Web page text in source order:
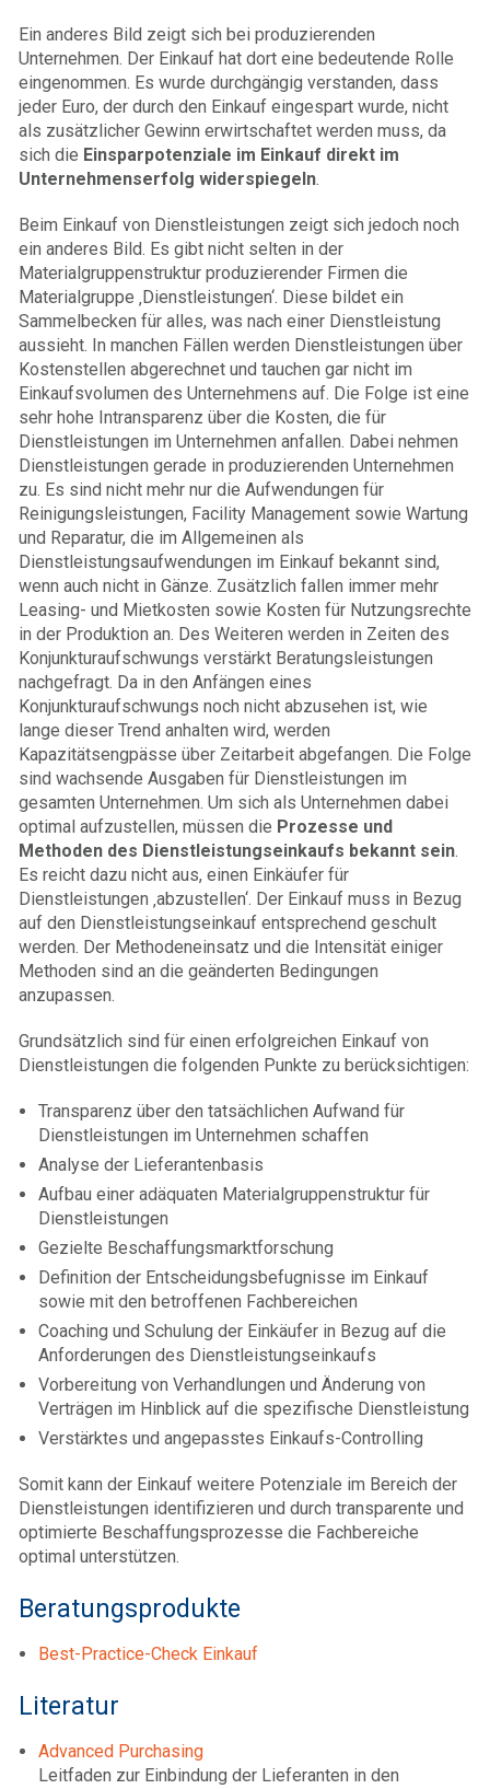
Ein anderes Bild zeigt sich bei produzierenden
Unternehmen. Der Einkauf hat dort eine bedeutende Rolle
eingenommen. Es wurde durchgängig verstanden, dass
jeder Euro, der durch den Einkauf eingespart wurde, nicht
als zusätzlicher Gewinn erwirtschaftet werden muss, da
sich die Einsparpotenziale im Einkauf direkt im
Unternehmenserfolg widerspiegeln.
Beim Einkauf von Dienstleistungen zeigt sich jedoch noch
ein anderes Bild. Es gibt nicht selten in der
Materialgruppenstruktur produzierender Firmen die
Materialgruppe ‚Dienstleistungen‘. Diese bildet ein
Sammelbecken für alles, was nach einer Dienstleistung
aussieht. In manchen Fällen werden Dienstleistungen über
Kostenstellen abgerechnet und tauchen gar nicht im
Einkaufsvolumen des Unternehmens auf. Die Folge ist eine
sehr hohe Intransparenz über die Kosten, die für
Dienstleistungen im Unternehmen anfallen. Dabei nehmen
Dienstleistungen gerade in produzierenden Unternehmen
zu. Es sind nicht mehr nur die Aufwendungen für
Reinigungsleistungen, Facility Management sowie Wartung
und Reparatur, die im Allgemeinen als
Dienstleistungsaufwendungen im Einkauf bekannt sind,
wenn auch nicht in Gänze. Zusätzlich fallen immer mehr
Leasing- und Mietkosten sowie Kosten für Nutzungsrechte
in der Produktion an. Des Weiteren werden in Zeiten des
Konjunkturaufschwungs verstärkt Beratungsleistungen
nachgefragt. Da in den Anfängen eines
Konjunkturaufschwungs noch nicht abzusehen ist, wie
lange dieser Trend anhalten wird, werden
Kapazitätsengpässe über Zeitarbeit abgefangen. Die Folge
sind wachsende Ausgaben für Dienstleistungen im
gesamten Unternehmen. Um sich als Unternehmen dabei
optimal aufzustellen, müssen die Prozesse und
Methoden des Dienstleistungseinkaufs bekannt sein.
Es reicht dazu nicht aus, einen Einkäufer für
Dienstleistungen ‚abzustellen‘. Der Einkauf muss in Bezug
auf den Dienstleistungseinkauf entsprechend geschult
werden. Der Methodeneinsatz und die Intensität einiger
Methoden sind an die geänderten Bedingungen
anzupassen.
Grundsätzlich sind für einen erfolgreichen Einkauf von
Dienstleistungen die folgenden Punkte zu berücksichtigen:
Transparenz über den tatsächlichen Aufwand für
Dienstleistungen im Unternehmen schaffen
Analyse der Lieferantenbasis
Aufbau einer adäquaten Materialgruppenstruktur für
Dienstleistungen
Gezielte Beschaffungsmarktforschung
Definition der Entscheidungsbefugnisse im Einkauf
sowie mit den betroffenen Fachbereichen
Coaching und Schulung der Einkäufer in Bezug auf die
Anforderungen des Dienstleistungseinkaufs
Vorbereitung von Verhandlungen und Änderung von
Verträgen im Hinblick auf die spezifische Dienstleistung
Verstärktes und angepasstes Einkaufs-Controlling
Somit kann der Einkauf weitere Potenziale im Bereich der
Dienstleistungen identifizieren und durch transparente und
optimierte Beschaffungsprozesse die Fachbereiche
optimal unterstützen.
Beratungsprodukte
Best-Practice-Check Einkauf
Literatur
Advanced Purchasing
Leitfaden zur Einbindung der Lieferanten in den